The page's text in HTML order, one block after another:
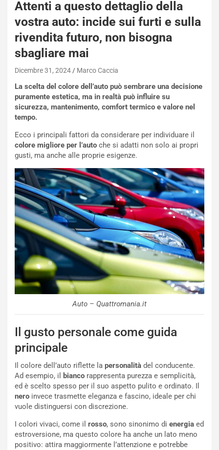
Attenti a questo dettaglio della
vostra auto: incide sui furti e sulla
rivendita futuro, non bisogna
sbagliare mai
Dicembre 31, 2024 Marco Caccia
La scelta del colore dell’auto può sembrare una decisione
puramente estetica, ma in realtà può influire su
sicurezza, mantenimento, comfort termico e valore nel
tempo.
Ecco i principali fattori da considerare per individuare il
colore migliore per l’auto che si adatti non solo ai propri
gusti, ma anche alle proprie esigenze.
Auto – Quattromania.it
Il gusto personale come guida
principale
Il colore dell’auto riflette la personalità del conducente.
Ad esempio, il
bianco rappresenta purezza e semplicità,
ed è scelto spesso per il suo aspetto pulito e ordinato. Il
nero invece trasmette eleganza e fascino, ideale per chi
vuole distinguersi con discrezione.
I colori vivaci, come il rosso, sono sinonimo di energia ed
estroversione, ma questo colore ha anche un lato meno
positivo: attira maggiormente l’attenzione e potrebbe
NOTIZIE
N